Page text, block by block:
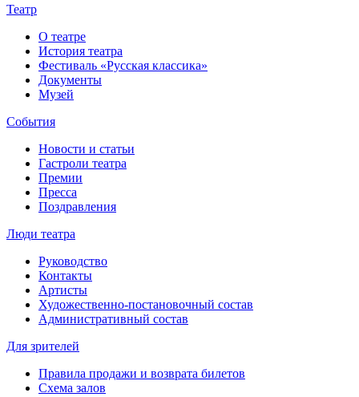
Театр
О театре
История театра
Фестиваль «Русская классика»
Документы
Музей
События
Новости и статьи
Гастроли театра
Премии
Пресса
Поздравления
Люди театра
Руководство
Контакты
Артисты
Художественно-постановочный состав
Административный состав
Для зрителей
Правила продажи и возврата билетов
Схема залов